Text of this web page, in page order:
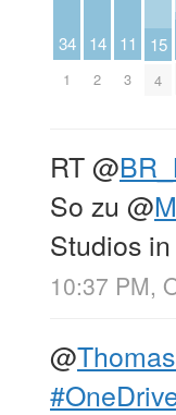
34
1
14
2
11
3
15
4
RT@
So zu @
Studios
10:37 PM,
@